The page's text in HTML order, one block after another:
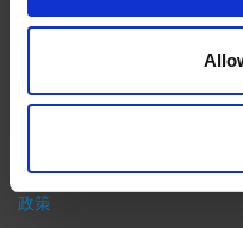
产品性能等级的精致度十分
精度。事实上，我们的 易趋
工解决方案系列可以触及您
政策